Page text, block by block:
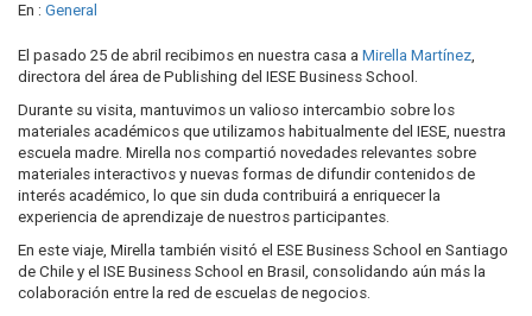
En : General
El pasado 25 de abril recibimos en nuestra casa a Mirella Martínez,
directora del área de Publishing del IESE Business School.
Durante su visita, mantuvimos un valioso intercambio sobre los
materiales académicos que utilizamos habitualmente del IESE, nuestra
escuela madre. Mirella nos compartió novedades relevantes sobre
materiales interactivos y nuevas formas de difundir contenidos de
interés académico, lo que sin duda contribuirá a enriquecer la
experiencia de aprendizaje de nuestros participantes.
En este viaje, Mirella también visitó el ESE Business School en Santiago
de Chile y el ISE Business School en Brasil, consolidando aún más la
colaboración entre la red de escuelas de negocios.